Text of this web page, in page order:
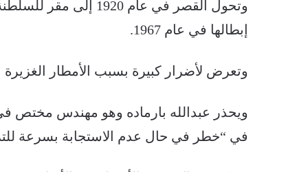
وتحول القصر في عام
إبطالها في عام 1967.
وتعرض لأضرار كبيرة بسبب الأمطار
ويحذر عبدالله بارماده وهو مهندس مختص في
في “خطر في حال عدم الاستجابة بسرعة